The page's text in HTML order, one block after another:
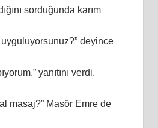
sorduğunda karım
deyince
yanıtını verdi.
masaj?” Masör Emre de